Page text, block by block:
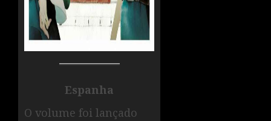
Espanha
O volume foi lançado